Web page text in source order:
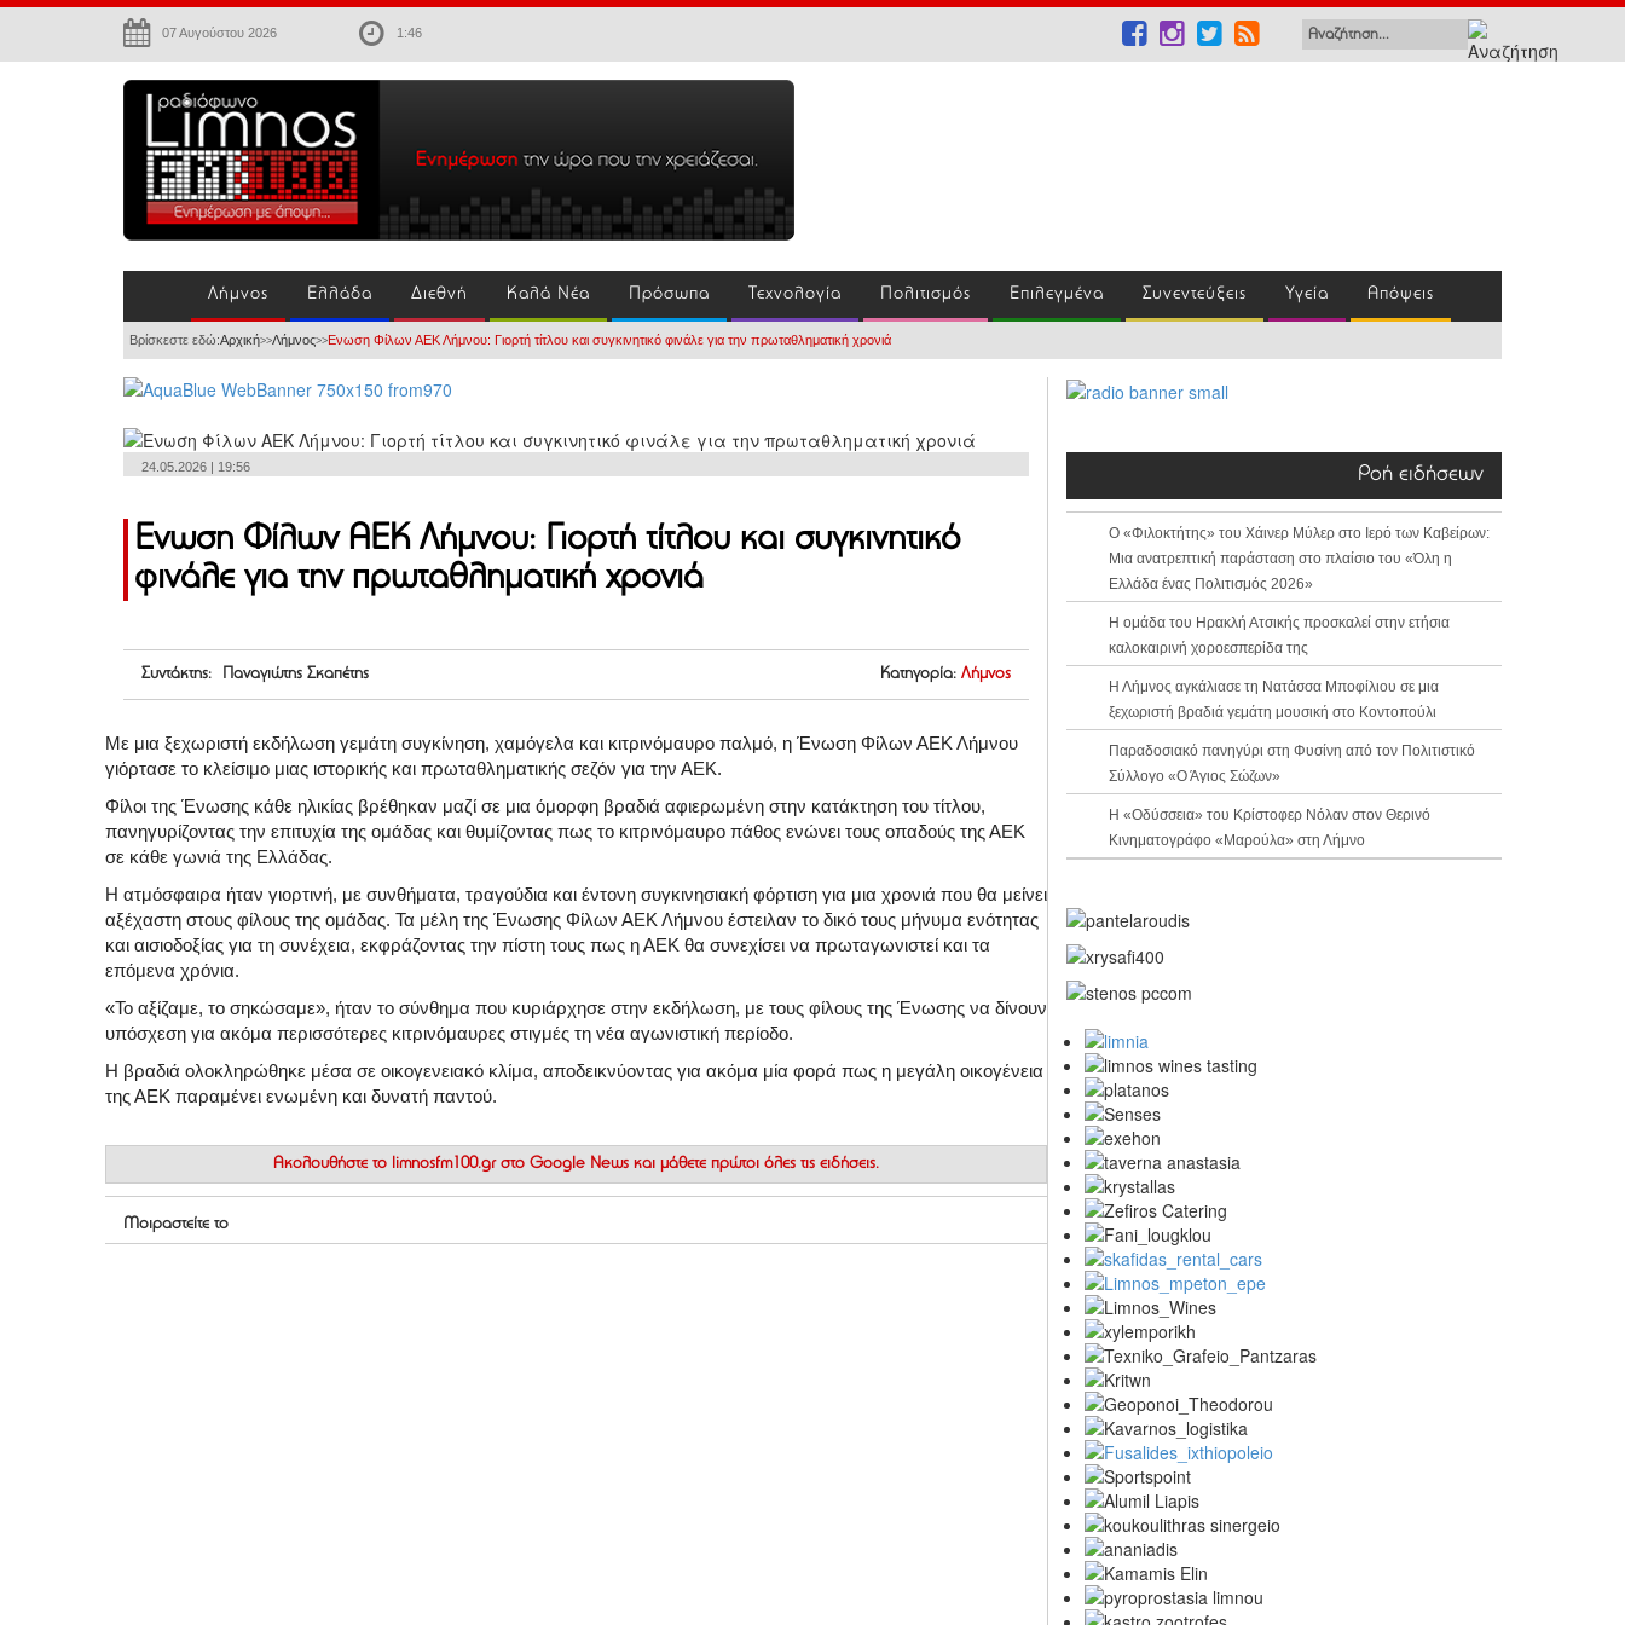
07 Αυγούστου 2026 1:46
Λήμνος Ελλάδα Διεθνή Καλά Νέα Πρόσωπα Τεχνολογία Πολιτισμός Επιλεγμένα Συνεντεύξεις Υγεία Απόψεις
Βρίσκεστε εδώ:Αρχική>>Λήμνος>>Ενωση Φίλων ΑΕΚ Λήμνου: Γιορτή τίτλου και συγκινητικό φινάλε για την πρωταθληματική χρονιά
24.05.2026 | 19:56
Ενωση Φίλων ΑΕΚ Λήμνου: Γιορτή τίτλου και συγκινητικό
φινάλε για την πρωταθληματική χρονιά
Συντάκτης: Παναγιώτης Σκαπέτης Κατηγορία: Λήμνος
Με μια ξεχωριστή εκδήλωση γεμάτη συγκίνηση, χαμόγελα και κιτρινόμαυρο παλμό, η Ένωση Φίλων ΑΕΚ Λήμνου
γιόρτασε το κλείσιμο μιας ιστορικής και πρωταθληματικής σεζόν για την ΑΕΚ.
Φίλοι της Ένωσης κάθε ηλικίας βρέθηκαν μαζί σε μια όμορφη βραδιά αφιερωμένη στην κατάκτηση του τίτλου,
πανηγυρίζοντας την επιτυχία της ομάδας και θυμίζοντας πως το κιτρινόμαυρο πάθος ενώνει τους οπαδούς της ΑΕΚ
σε κάθε γωνιά της Ελλάδας.
Η ατμόσφαιρα ήταν γιορτινή, με συνθήματα, τραγούδια και έντονη συγκινησιακή φόρτιση για μια χρονιά που θα μείνει
αξέχαστη στους φίλους της ομάδας. Τα μέλη της Ένωσης Φίλων ΑΕΚ Λήμνου έστειλαν το δικό τους μήνυμα ενότητας
και αισιοδοξίας για τη συνέχεια, εκφράζοντας την πίστη τους πως η ΑΕΚ θα συνεχίσει να πρωταγωνιστεί και τα
επόμενα χρόνια.
«Το αξίζαμε, το σηκώσαμε», ήταν το σύνθημα που κυριάρχησε στην εκδήλωση, με τους φίλους της Ένωσης να δίνουν
υπόσχεση για ακόμα περισσότερες κιτρινόμαυρες στιγμές τη νέα αγωνιστική περίοδο.
Η βραδιά ολοκληρώθηκε μέσα σε οικογενειακό κλίμα, αποδεικνύοντας για ακόμα μία φορά πως η μεγάλη οικογένεια
της ΑΕΚ παραμένει ενωμένη και δυνατή παντού.
Ακολουθήστε το limnosfm100.gr στο Google News και μάθετε πρώτοι όλες τις ειδήσεις.
Μοιραστείτε το
Ροή ειδήσεων
Ο «Φιλοκτήτης» του Χάινερ Μύλερ στο Ιερό των Καβείρων:
Μια ανατρεπτική παράσταση στο πλαίσιο του «Όλη η
Ελλάδα ένας Πολιτισμός 2026»
Η ομάδα του Ηρακλή Ατσικής προσκαλεί στην ετήσια
καλοκαιρινή χοροεσπερίδα της
Η Λήμνος αγκάλιασε τη Νατάσσα Μποφίλιου σε μια
ξεχωριστή βραδιά γεμάτη μουσική στο Κοντοπούλι
Παραδοσιακό πανηγύρι στη Φυσίνη από τον Πολιτιστικό
Σύλλογο «Ο Άγιος Σώζων»
Η «Οδύσσεια» του Κρίστοφερ Νόλαν στον Θερινό
Κινηματογράφο «Μαρούλα» στη Λήμνο